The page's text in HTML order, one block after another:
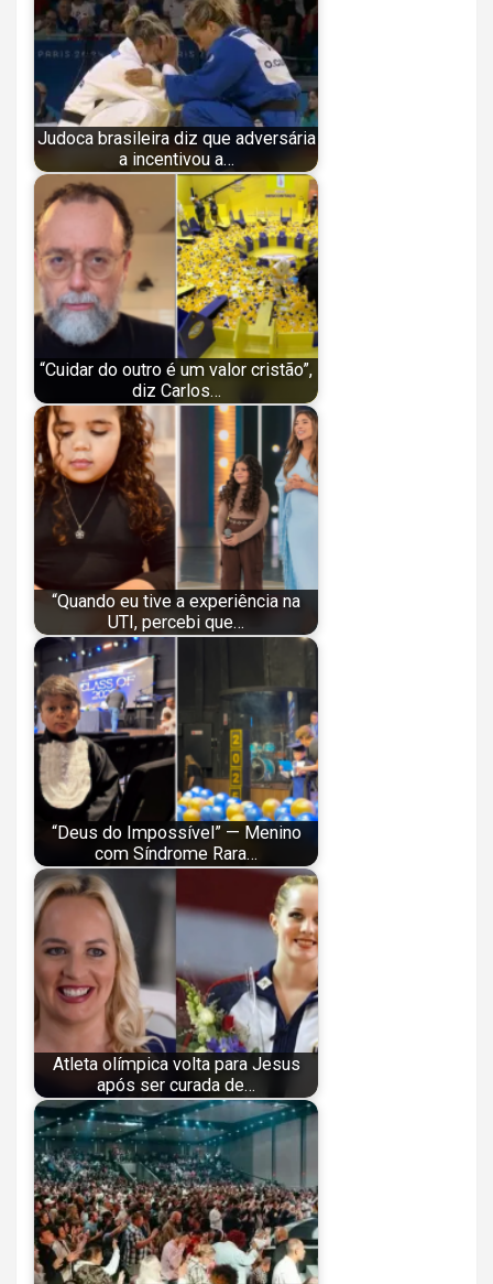
Judoca brasileira diz que adversária
a incentivou a…
“Cuidar do outro é um valor cristão”,
diz Carlos…
“Quando eu tive a experiência na
UTI, percebi que…
“Deus do Impossível” — Menino
com Síndrome Rara…
Atleta olímpica volta para Jesus
após ser curada de…